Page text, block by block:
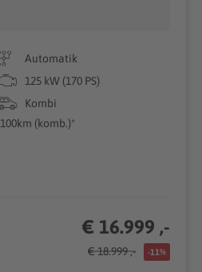
Automatik
125 kW (170 PS)
Kombi
(komb.)*
€ 16.999 ,-
€ 18.999 ,- -11%